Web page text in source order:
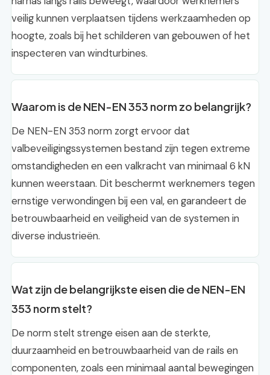
veilig kunnen verplaatsen tijdens werkzaamheden op
hoogte, zoals bij het schilderen van gebouwen of het
inspecteren van windturbines.
Waarom is de NEN-EN 353 norm zo belangrijk?
De NEN-EN 353 norm zorgt ervoor dat
valbeveiligingssystemen bestand zijn tegen extreme
omstandigheden en een valkracht van minimaal 6 kN
kunnen weerstaan. Dit beschermt werknemers tegen
ernstige verwondingen bij een val, en garandeert de
betrouwbaarheid en veiligheid van de systemen in
diverse industrieën.
Wat zijn de belangrijkste eisen die de NEN-EN
353 norm stelt?
De norm stelt strenge eisen aan de sterkte,
duurzaamheid en betrouwbaarheid van de rails en
componenten, zoals een minimaal aantal bewegingen